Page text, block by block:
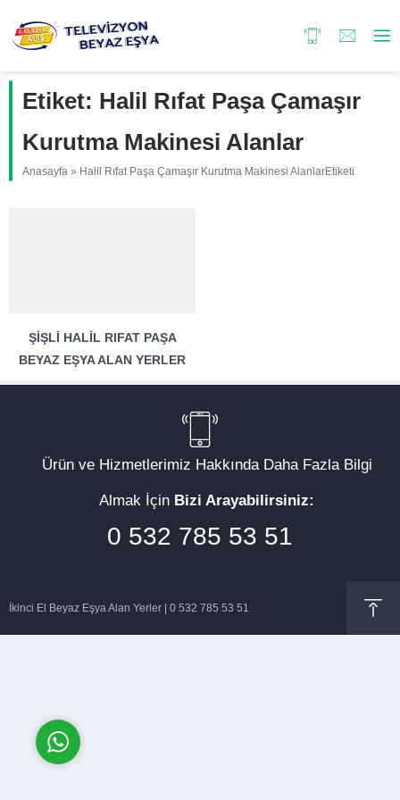
Etiket: Halil Rıfat Paşa Çamaşır
Kurutma Makinesi Alanlar
Anasayfa » Halil Rıfat Paşa Çamaşır Kurutma Makinesi AlanlarEtiketi
ŞIŞLI HALIL RIFAT PAŞA
BEYAZ EŞYA ALAN YERLER
Ürün ve Hizmetlerimiz Hakkında Daha Fazla Bilgi
Almak İçin Bizi Arayabilirsiniz:
0 532 785 53 51
İkinci El Beyaz Eşya Alan Yerler | 0 532 785 53 51